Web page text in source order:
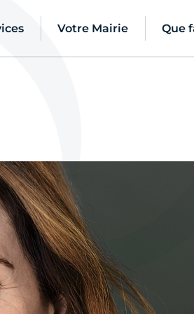
Votre Mairie Que